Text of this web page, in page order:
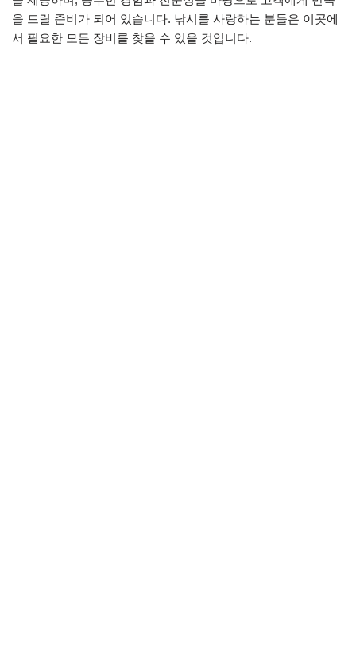
을 드릴 준비가 되어 있습니다. 낚시를 사랑하는 분들은 이곳에
서 필요한 모든 장비를 찾을 수 있을 것입니다.